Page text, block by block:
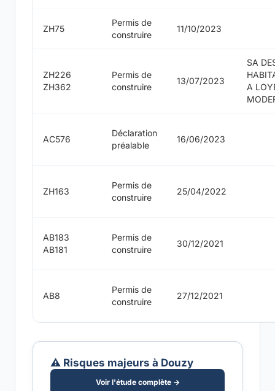
ZH75
Permis de
construire
11/10/2023
ZH226
ZH362
Permis de
construire
13/07/2023
SA
A
AC576
Déclaration
préalable
16/06/2023
ZH163
Permis de
construire
25/04/2022
AB183
AB181
Permis de
construire
30/12/2021
AB8
Permis de
construire
27/12/2021
⚠️ Risques majeurs à Douzy
Voir l'étude complète →